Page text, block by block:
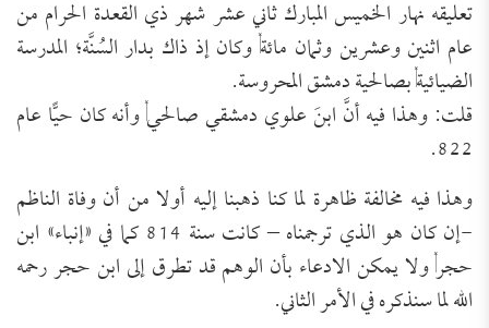
تعليقه نهار الخميس المبارك ثاني عشر شهر ذي القعدة الحرام من
عام اثنين وعشرين وثمان مائة, وكان إذ ذاك بدار السُنَّة؛ المدرسة
الضيائية, بصالحية دمشق المحروسة.
قلت: وهذا فيه أنَّ ابنَ علوي دمشقي صالحي, وأنه كان حيًّا عام
822.
وهذا فيه مخالفة ظاهرة لما كنا ذهبنا إليه أولا من أن وفاة الناظم
-إن كان هو الذي ترجمناه – كانت سنة 814 كما في «إنباء» ابن
حجر, ولا يمكن الادعاء بأن الوهم قد تطرق إلى ابن حجر رحمه
الله لما سنذكره في الأمر الثاني.